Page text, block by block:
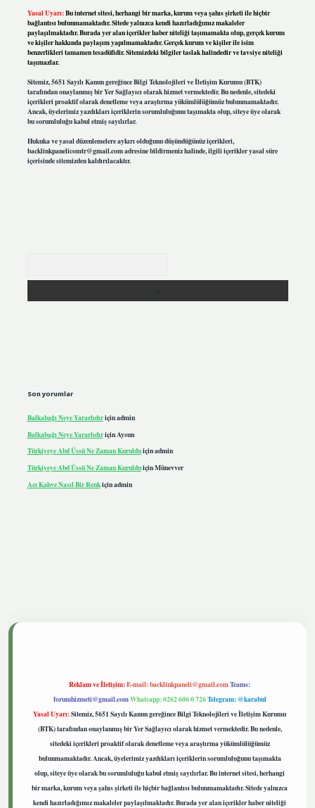
Yasal Uyarı:Bu internet sitesi, herhangi bir marka, kurum veya şahıs şirketi ile hiçbir
bağlantısı bulunmamaktadır. Sitede yalnızca kendi hazırladığımız makaleler
paylaşılmaktadır. Burada yer alan içerikler haber niteliği taşımamakta olup, gerçek kurum
ve kişiler hakkında paylaşım yapılmamaktadır. Gerçek kurum ve kişiler ile isim
benzerlikleri tamamen tesadüfidir. Sitemizdeki bilgiler taslak halindedir ve tavsiye niteliği
taşımazlar.
Sitemiz, 5651 Sayılı Kanun gereğince Bilgi Teknolojileri ve İletişim Kurumu (BTK)
tarafından onaylanmış bir Yer Sağlayıcı olarak hizmet vermektedir. Bu nedenle, sitedeki
içerikleri proaktif olarak denetleme veya araştırma yükümlülüğümüz bulunmamaktadır.
Ancak, üyelerimiz yazdıkları içeriklerin sorumluluğunu taşımakta olup, siteye üye olarak
bu sorumluluğu kabul etmiş sayılırlar.
Hukuka ve yasal düzenlemelere aykırı olduğunu düşündüğünüz içerikleri,
backlinkpanelicomtr@gmail.comadresine bildirmeniz halinde, ilgili içerikler yasal süre
içerisinde sitemizden kaldırılacaktır.
Son yorumlar
Balkabağı Neye Yararlıdıriçinadmin
Balkabağı Neye Yararlıdıriçin Aysun
Türkiyeye Abd Üssü Ne Zaman Kurulduiçinadmin
Türkiyeye Abd Üssü Ne Zaman KurulduiçinMünevver
Acı Kahve Nasıl Bir Renkiçinadmin
Reklam ve İletişim:E-mail:backlinkpaneli@gmail.comTeams:
forumhizmeti@gmail.comWhatsapp: 0262 606 0 726Telegram: @karabul
Yasal Uyarı:Sitemiz, 5651 Sayılı Kanun gereğince Bilgi Teknolojileri ve İletişim Kurumu
(BTK) tarafından onaylanmış bir Yer Sağlayıcı olarak hizmet vermektedir. Bu nedenle,
sitedeki içerikleri proaktif olarak denetleme veya araştırma yükümlülüğümüz
bulunmamaktadır. Ancak, üyelerimiz yazdıkları içeriklerin sorumluluğunu taşımakta
olup, siteye üye olarak bu sorumluluğu kabul etmiş sayılırlar. Bu internet sitesi, herhangi
bir marka, kurum veya şahıs şirketi ile hiçbir bağlantısı bulunmamaktadır. Sitede yalnızca
kendi hazırladığımız makaleler paylaşılmaktadır. Burada yer alan içerikler haber niteliği